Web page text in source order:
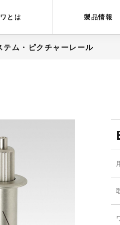
とは 製品情報
テム・ピクチャーレール